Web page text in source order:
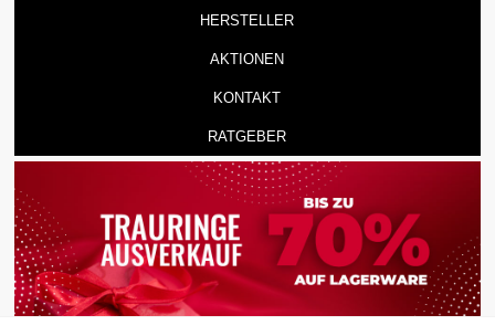
HERSTELLER
AKTIONEN
KONTAKT
RATGEBER